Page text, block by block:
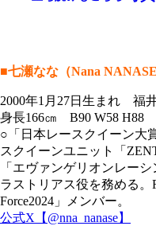
■七瀬なな（Nana NANASE
2000年1月27日生まれ 福
身長166㎝ B90 W58 H88
○「日本レースクイーン大
スクイーンユニット「
「エヴァンゲリオンレー
ラストリアス役を務める。
Force2024」メンバー。
公式X【@nna_nanase】